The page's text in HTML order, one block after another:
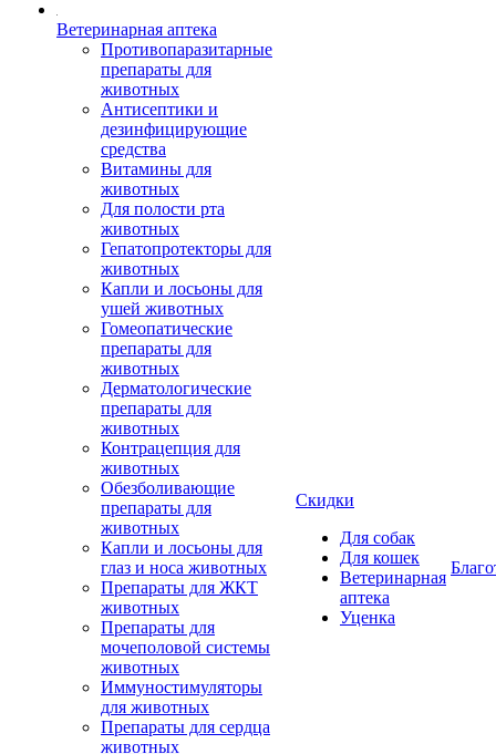
Ветеринарная аптека
Противопаразитарные
препараты для
животных
Антисептики и
дезинфицирующие
средства
Витамины для
животных
Для полости рта
животных
Гепатопротекторы для
животных
Капли и лосьоны для
ушей животных
Гомеопатические
препараты для
животных
Дерматологические
препараты для
животных
Контрацепция для
животных
Обезболивающие
препараты для
животных
Капли и лосьоны для
глаз и носа животных
Препараты для ЖКТ
животных
Препараты для
мочеполовой системы
животных
Иммуностимуляторы
для животных
Препараты для сердца
животных
Скидки
Для собак
Для кошек
Ветеринарная
аптека
Уценка